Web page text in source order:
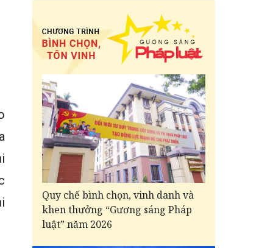
Quy chế bình chọn, vinh danh và
khen thưởng “Gương sáng Pháp
luật” năm 2026